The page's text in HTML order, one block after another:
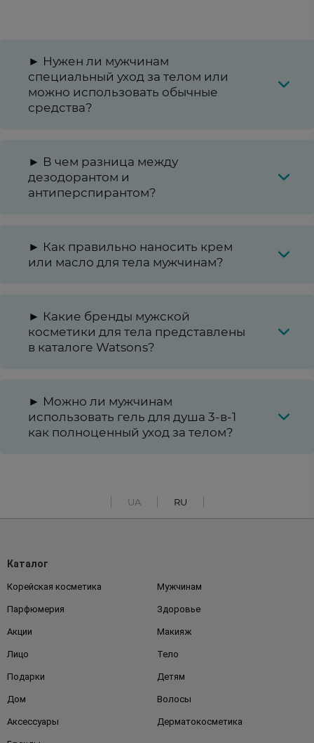
► Нужен ли мужчинам
специальный уход за телом или
можно использовать обычные
средства?
► В чем разница между
дезодорантом и
антиперспирантом?
► Как правильно наносить крем
или масло для тела мужчинам?
► Какие бренды мужской
косметики для тела представлены
в каталоге Watsons?
► Можно ли мужчинам
использовать гель для душа 3-в-1
как полноценный уход за телом?
UA RU
Каталог
Корейская косметика Мужчинам
Парфюмерия Здоровье
Акции Макияж
Лицо Тело
Подарки Детям
Дом Волосы
Аксессуары Дерматокосметика